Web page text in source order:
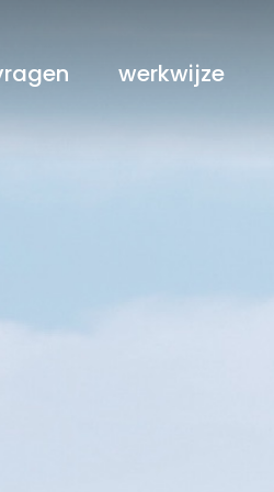
werkwijze